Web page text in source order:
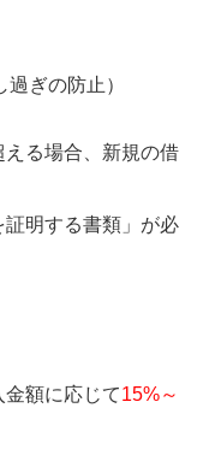
ぎの防止）
える場合、新規の借
明する書類」が必
額に応じて15%～